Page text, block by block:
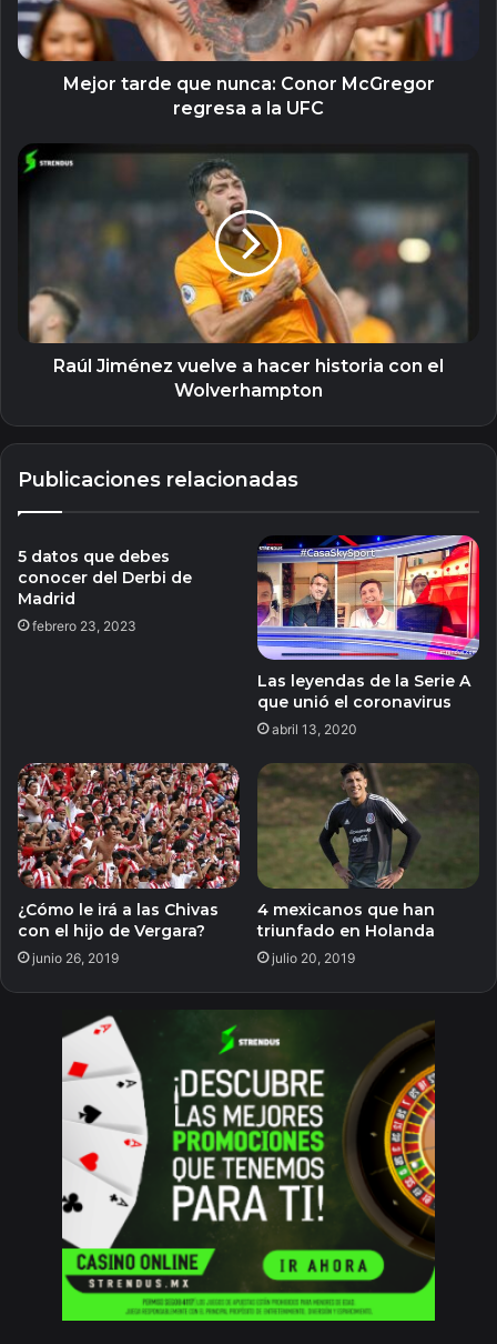
regresa
a
la
Mejor tarde que nunca: Conor McGregor
regresa a la UFC
Raúl
Jiménez
con
Wolverhampton
Raúl Jiménez vuelve a hacer historia con el
Wolverhampton
Publicaciones relacionadas
5 datos que debes
conocer del Derbi de
Madrid
febrero 23, 2023
Las leyendas de la Serie A
que unió el coronavirus
abril 13, 2020
¿Cómo le irá a las Chivas
con el hijo de Vergara?
junio 26, 2019
4 mexicanos que han
triunfado en Holanda
julio 20, 2019